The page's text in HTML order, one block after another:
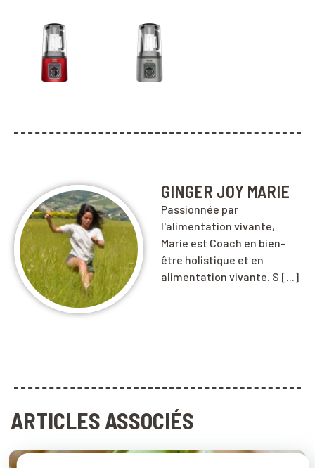
GINGER JOY MARIE
Passionnée par
l'alimentation vivante,
Marie est Coach en bien-
être holistique et en
alimentation vivante. S [...]
ARTICLES ASSOCIÉS